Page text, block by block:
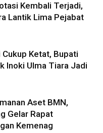
Kembali Terjadi,
Lantik Lima Pejabat
Ketat, Bupati
Inoki Ulma Tiara Jadi
Aset BMN,
Gelar Rapat
Kemenag